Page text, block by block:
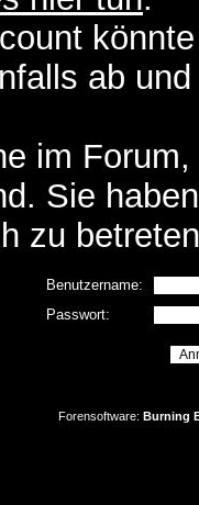
ab
im
Sie
zu
Benutzername:
Passwort:
Forensoftware: Burning